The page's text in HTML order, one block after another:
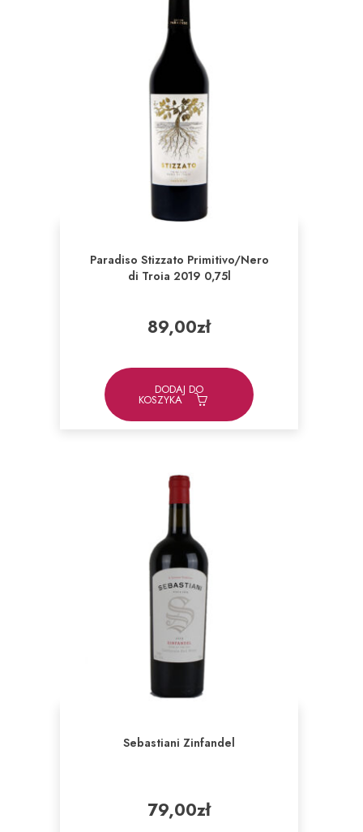
Paradiso Stizzato Primitivo/Nero
di Troia 2019 0,75l
89,00zł
DODAJ DO
KOSZYKA
Sebastiani Zinfandel
79,00zł